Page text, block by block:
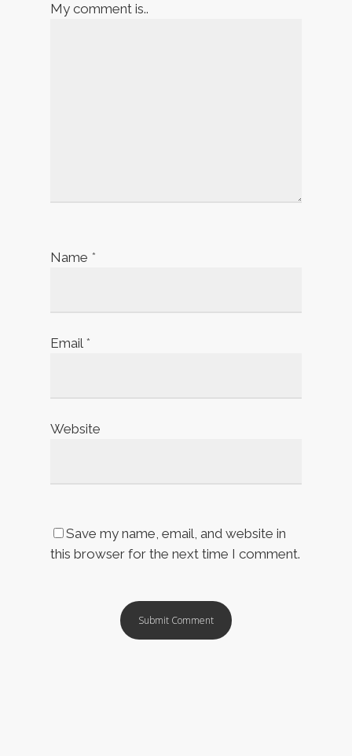
My comment is..
Name *
Email *
Website
Save my name, email, and website in
this browser for the next time I comment.